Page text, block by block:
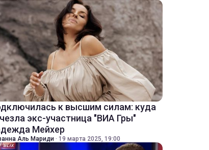
к высшим силам: куда
экс-участница "ВИА Гры"
Мейхер
Аль Мариди · 19 марта 2025, 19:00